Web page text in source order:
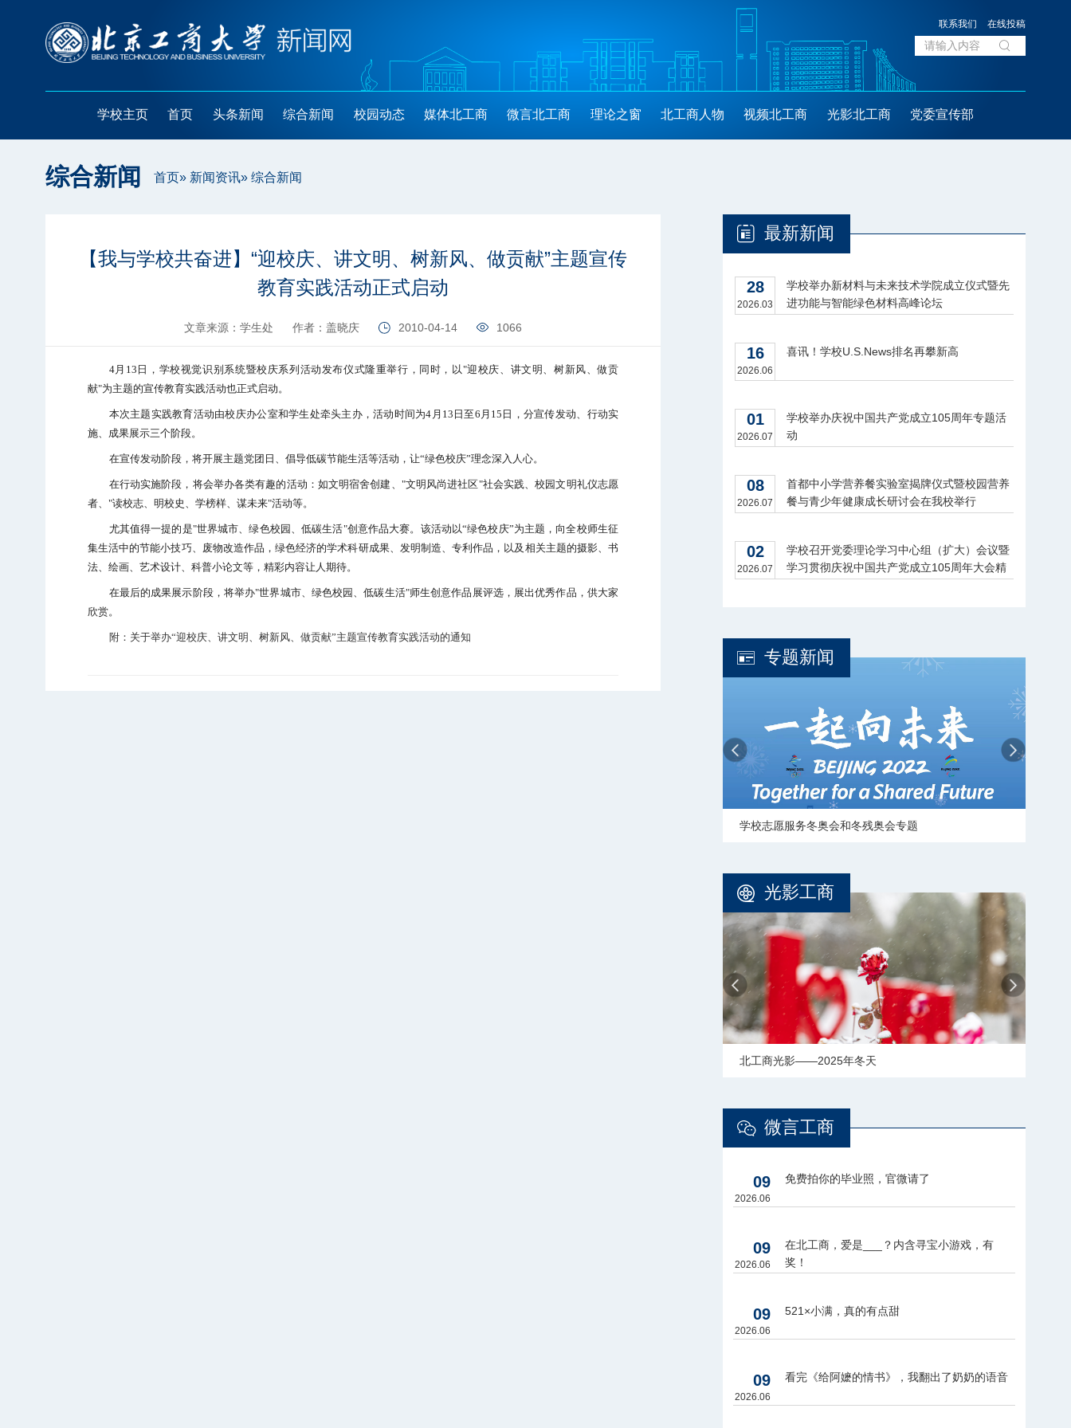
在线投稿
联系我们
学校主页 首页 头条新闻 综合新闻 校园动态 媒体北工商 微言北工商 理论之窗 北工商人物 视频北工商 光影北工商 党委宣传部
综合新闻 首页» 新闻资讯» 综合新闻
【我与学校共奋进】“迎校庆、讲文明、树新风、做贡献”主题宣传
教育实践活动正式启动
文章来源：学生处 作者：盖晓庆 2010-04-14 1066
4月 13 日，学校视觉识别系统暨校庆系列活动发布仪式隆重举行，同时，以"迎校庆、讲文明、树新风、做贡
献"为主题的宣传教育实践活动也正式启动。
本次主题实践教育活动由校庆办公室和学生处牵头主办，活动时间为4 月 13 日至6 月 15 日，分宣传发动、行动实
施、成果展示三个阶段。
在宣传发动阶段，将开展主题党团日、倡导低碳节能生活等活动，让“绿色校庆”理念深入人心。
在行动实施阶段，将会举办各类有趣的活动：如文明宿舍创建、 "文明风尚进社区"社会实践、校园文明礼仪志愿
者、 "读校志、明校史、学榜样、谋未来"活动等。
尤其值得一提的是"世界城市、绿色校园、低碳生活"创意作品大赛。该活动以“绿色校庆”为主题，向全校师生征
集生活中的节能小技巧、废物改造作品，绿色经济的学术科研成果、发明制造、专利作品，以及相关主题的摄影、书
法、绘画、艺术设计、科普小论文等，精彩内容让人期待。
在最后的成果展示阶段，将举办"世界城市、绿色校园、低碳生活"师生创意作品展评选，展出优秀作品，供大家
欣赏。
附：关于举办“迎校庆、讲文明、树新风、做贡献”主题宣传教育实践活动的通知
最新新闻
28
2026.03
学校举办新材料与未来技术学院成立仪式暨先
进功能与智能绿色材料高峰论坛
16
2026.06
喜讯！学校U.S.News排名再攀新高
01
2026.07
学校举办庆祝中国共产党成立105周年专题活
动
08
2026.07
首都中小学营养餐实验室揭牌仪式暨校园营养
餐与青少年健康成长研讨会在我校举行
02
2026.07
学校召开党委理论学习中心组（扩大）会议暨
学习贯彻庆祝中国共产党成立105周年大会精
专题新闻
学校志愿服务冬奥会和冬残奥会专题
光影工商
北工商光影——2025年冬天
微言工商
09
2026.06
免费拍你的毕业照，官微请了
09
2026.06
在北工商，爱是___？内含寻宝小游戏，有
奖！
09
2026.06
521×小满，真的有点甜
09
2026.06
看完《给阿嬷的情书》，我翻出了奶奶的语音